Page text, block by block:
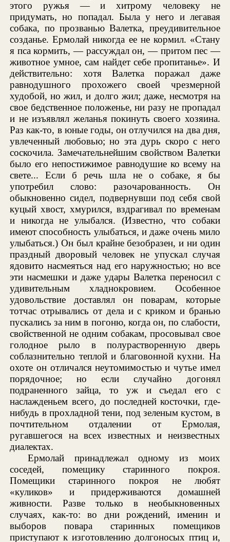
этого ружья — и хитрому человеку не
придумать, но попадал. Была у него и легавая
собака, по прозванью Валетка, преудивительное
созданье. Ермолай никогда ее не кормил. «Стану
я пса кормить, — рассуждал он, — притом пес —
животное умное, сам найдет себе пропитанье». И
действительно: хотя Валетка поражал даже
равнодушного прохожего своей чрезмерной
худобой, но жил, и долго жил; даже, несмотря на
свое бедственное положенье, ни разу не пропадал
и не изъявлял желанья покинуть своего хозяина.
Раз как-то, в юные годы, он отлучился на два дня,
увлеченный любовью; но эта дурь скоро с него
соскочила. Замечательнейшим свойством Валетки
было его непостижимое равнодушие ко всему на
свете... Если б речь шла не о собаке, я бы
употребил слово: разочарованность. Он
обыкновенно сидел, подвернувши под себя свой
куцый хвост, хмурился, вздрагивал по временам
и никогда не улыбался. (Известно, что собаки
имеют способность улыбаться, и даже очень мило
улыбаться.) Он был крайне безобразен, и ни один
праздный дворовый человек не упускал случая
ядовито насмеяться над его наружностью; но все
эти насмешки и даже удары Валетка переносил с
удивительным хладнокровием. Особенное
удовольствие доставлял он поварам, которые
тотчас отрывались от дела и с криком и бранью
пускались за ним в погоню, когда он, по слабости,
свойственной не одним собакам, просовывал свое
голодное рыло в полурастворенную дверь
соблазнительно теплой и благовонной кухни. На
охоте он отличался неутомимостью и чутье имел
порядочное; но если случайно догонял
подраненного зайца, то уж и съедал его с
наслажденьем всего, до последней косточки, где-
нибудь в прохладной тени, под зеленым кустом, в
почтительном отдалении от Ермолая,
ругавшегося на всех известных и неизвестных
диалектах.
Ермолай принадлежал одному из моих
соседей, помещику старинного покроя.
Помещики старинного покроя не любят
«куликов» и придерживаются домашней
живности. Разве только в необыкновенных
случаях, как-то: во дни рождений, именин и
выборов повара старинных помещиков
приступают к изготовлению долгоносых птиц и,